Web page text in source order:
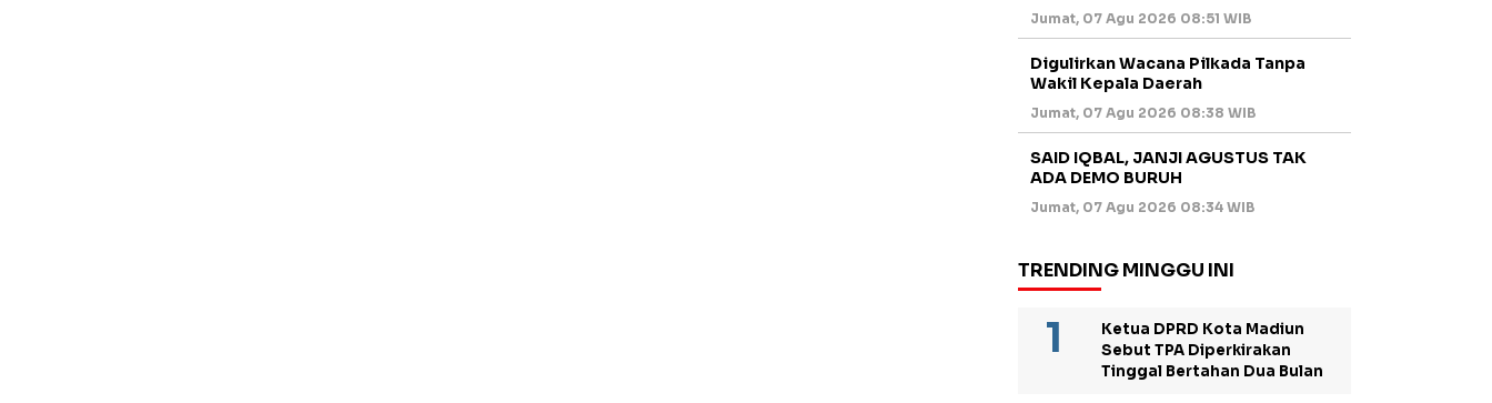
Jumat, 07 Agu 2026 08:51 WIB
Digulirkan Wacana Pilkada Tanpa
Wakil Kepala Daerah
Jumat, 07 Agu 2026 08:38 WIB
SAID IQBAL, JANJI AGUSTUS TAK
ADA DEMO BURUH
Jumat, 07 Agu 2026 08:34 WIB
TRENDING MINGGU INI
Ketua DPRD Kota Madiun
Sebut TPA Diperkirakan
Tinggal Bertahan Dua Bulan